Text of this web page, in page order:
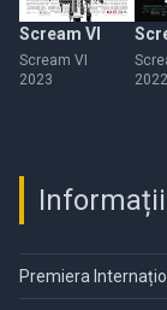
Scream VI
Scream VI
2023
2022
Informații
Premiera